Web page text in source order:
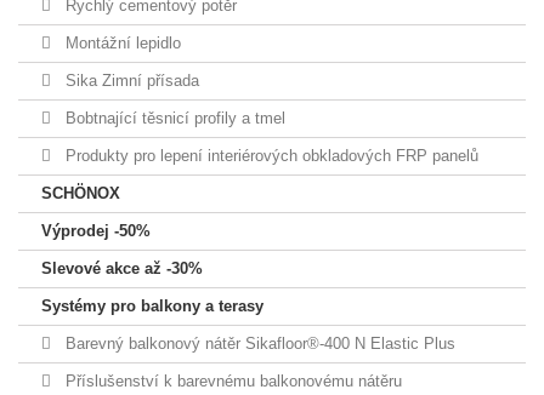
Rychlý cementový potěr
Montážní lepidlo
Sika Zimní přísada
Bobtnající těsnicí profily a tmel
Produkty pro lepení interiérových obkladových FRP panelů
SCHÖNOX
Výprodej -50%
Slevové akce až -30%
Systémy pro balkony a terasy
Barevný balkonový nátěr Sikafloor®-400 N Elastic Plus
Příslušenství k barevnému balkonovému nátěru